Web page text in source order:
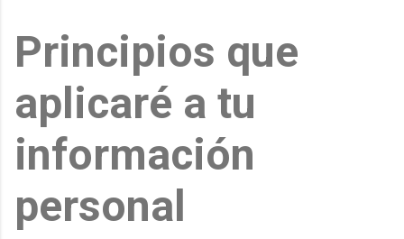
Principios que
aplicaré a tu
información
personal